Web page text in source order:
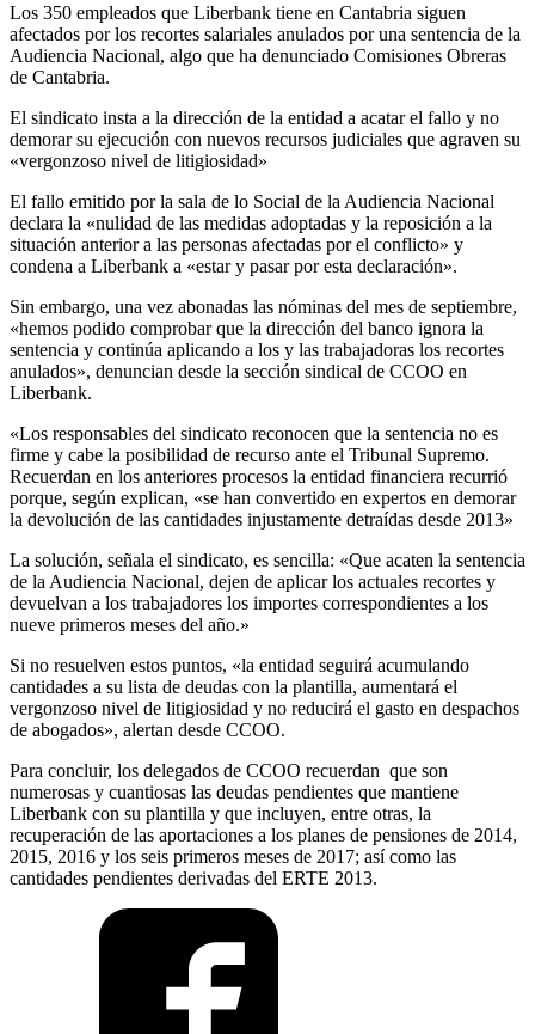
Los 350 empleados que Liberbank tiene en Cantabria siguen
afectados por los recortes salariales anulados por una sentencia de la
Audiencia Nacional, algo que ha denunciado Comisiones Obreras
de Cantabria.
El sindicato insta a la dirección de la entidad a acatar el fallo y no
demorar su ejecución con nuevos recursos judiciales que agraven su
«vergonzoso nivel de litigiosidad»
El fallo emitido por la sala de lo Social de la Audiencia Nacional
declara la «nulidad de las medidas adoptadas y la reposición a la
situación anterior a las personas afectadas por el conflicto» y
condena a Liberbank a «estar y pasar por esta declaración».
Sin embargo, una vez abonadas las nóminas del mes de septiembre,
«hemos podido comprobar que la dirección del banco ignora la
sentencia y continúa aplicando a los y las trabajadoras los recortes
anulados», denuncian desde la sección sindical de CCOO en
Liberbank.
«Los responsables del sindicato reconocen que la sentencia no es
firme y cabe la posibilidad de recurso ante el Tribunal Supremo.
Recuerdan en los anteriores procesos la entidad financiera recurrió
porque, según explican, «se han convertido en expertos en demorar
la devolución de las cantidades injustamente detraídas desde 2013»
La solución, señala el sindicato, es sencilla: «Que acaten la sentencia
de la Audiencia Nacional, dejen de aplicar los actuales recortes y
devuelvan a los trabajadores los importes correspondientes a los
nueve primeros meses del año.»
Si no resuelven estos puntos, «la entidad seguirá acumulando
cantidades a su lista de deudas con la plantilla, aumentará el
vergonzoso nivel de litigiosidad y no reducirá el gasto en despachos
de abogados», alertan desde CCOO.
Para concluir, los delegados de CCOO recuerdan que son
numerosas y cuantiosas las deudas pendientes que mantiene
Liberbank con su plantilla y que incluyen, entre otras, la
recuperación de las aportaciones a los planes de pensiones de 2014,
2015, 2016 y los seis primeros meses de 2017; así como las
cantidades pendientes derivadas del ERTE 2013.